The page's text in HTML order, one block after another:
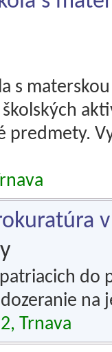
s
predmety.
do
na
Trnava